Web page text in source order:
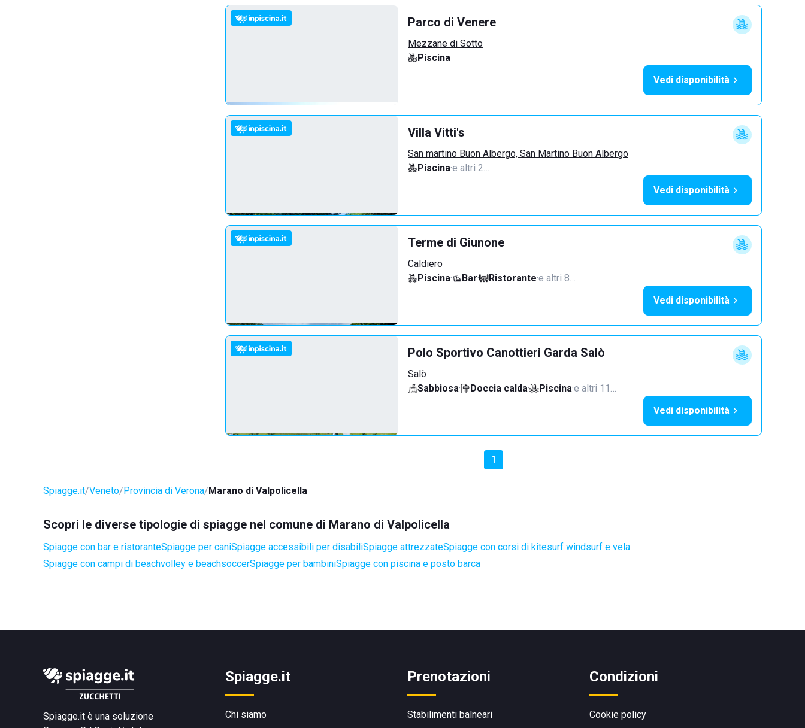
Parco di Venere
Mezzane di Sotto
Piscina
Vedi disponibilità
Villa Vitti's
San martino Buon Albergo, San Martino Buon Albergo
Piscina·e altri 2…
Vedi disponibilità
Terme di Giunone
Caldiero
Piscina· Bar· Ristorante·e altri 8…
Vedi disponibilità
Polo Sportivo Canottieri Garda Salò
Salò
Sabbiosa· Doccia calda· Piscina·e altri 11…
Vedi disponibilità
1
Spiagge.it Veneto Provincia di Verona Marano di Valpolicella
Scopri le diverse tipologie di spiagge nel comune di Marano di Valpolicella
Spiagge con bar e ristoranteSpiagge per caniSpiagge accessibili per disabiliSpiagge attrezzateSpiagge con corsi di kitesurf windsurf e vela
Spiagge con campi di beachvolley e beachsoccerSpiagge per bambiniSpiagge con piscina e posto barca
Spiagge.it è una soluzione
Spiagge.it
Chi siamo
Prenotazioni
Stabilimenti balneari
Condizioni
Cookie policy